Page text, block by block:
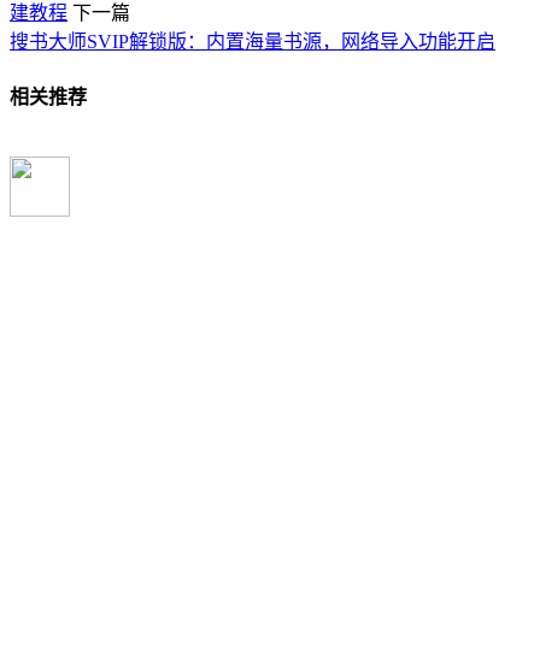
建教程
下一篇
搜书大师SVIP解锁版：内置海量书源，网络导入功能开启
相关推荐